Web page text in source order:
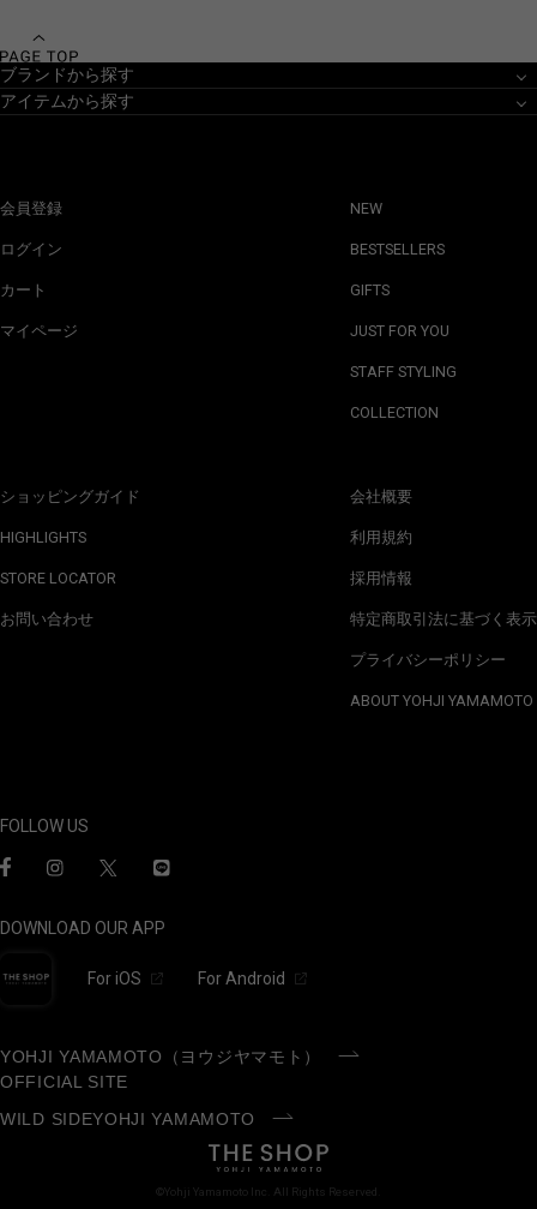
ブランドから探す
アイテムから探す
会員登録
ログイン
カート
マイページ
ショッピングガイド
HIGHLIGHTS
STORE LOCATOR
お問い合わせ
NEW
BESTSELLERS
GIFTS
JUST FOR YOU
STAFF STYLING
COLLECTION
会社概要
利用規約
採用情報
特定商取引法に基づく表示
プライバシーポリシー
ABOUT YOHJI YAMAMOTO
FOLLOW US
DOWNLOAD OUR APP
For iOS For Android
YOHJI YAMAMOTO（ヨウジヤマモト）
OFFICIAL SITE
WILD SIDEYOHJI YAMAMOTO
©Yohji Yamamoto Inc. All Rights Reserved.